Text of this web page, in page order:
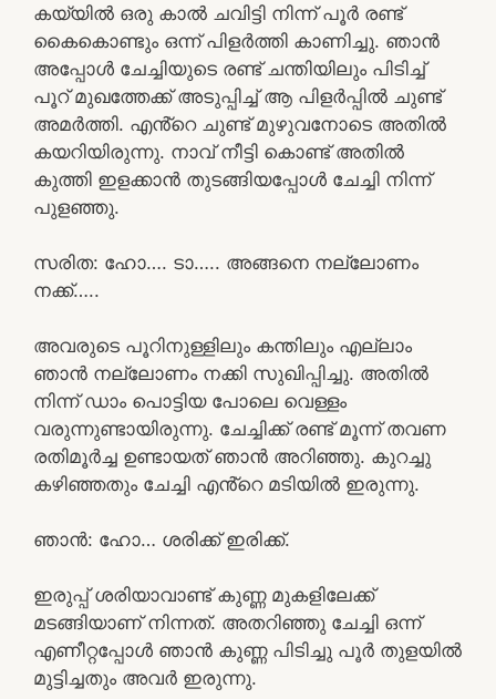
കയ്യിൽ ഒരു കാൽ ചവിട്ടി നിന്ന് പൂർ രണ്ട്
കൈകൊണ്ടും ഒന്ന് പിളർത്തി കാണിച്ചു. ഞാൻ
അപ്പോൾ ചേച്ചിയുടെ രണ്ട് ചന്തിയിലും പിടിച്ച്
പൂറ് മുഖത്തേക്ക് അടുപ്പിച്ച് ആ പിളർപ്പിൽ ചുണ്ട്
അമർത്തി. എൻ്റെ ചുണ്ട് മുഴുവനോടെ അതിൽ
കയറിയിരുന്നു. നാവ് നീട്ടി കൊണ്ട് അതിൽ
കുത്തി ഇളക്കാൻ തുടങ്ങിയപ്പോൾ ചേച്ചി നിന്ന്
പുളഞ്ഞു.
സരിത: ഹോ…. ടാ….. അങ്ങനെ നല്ലോണം
നക്ക്…..
അവരുടെ പൂറിനുള്ളിലും കന്തിലും എല്ലാം
ഞാൻ നല്ലോണം നക്കി സുഖിപ്പിച്ചു. അതിൽ
നിന്ന് ഡാം പൊട്ടിയ പോലെ വെള്ളം
വരുന്നുണ്ടായിരുന്നു. ചേച്ചിക്ക് രണ്ട് മൂന്ന് തവണ
രതിമൂർച്ച ഉണ്ടായത് ഞാൻ അറിഞ്ഞു. കുറച്ചു
കഴിഞ്ഞതും ചേച്ചി എൻ്റെ മടിയിൽ ഇരുന്നു.
ഞാൻ: ഹോ… ശരിക്ക് ഇരിക്ക്.
ഇരുപ്പ് ശരിയാവാണ്ട് കുണ്ണ മുകളിലേക്ക്
മടങ്ങിയാണ് നിന്നത്. അതറിഞ്ഞു ചേച്ചി ഒന്ന്
എണീറ്റപ്പോൾ ഞാൻ കുണ്ണ പിടിച്ചു പൂർ തുളയിൽ
മുട്ടിച്ചതും അവർ ഇരുന്നു.